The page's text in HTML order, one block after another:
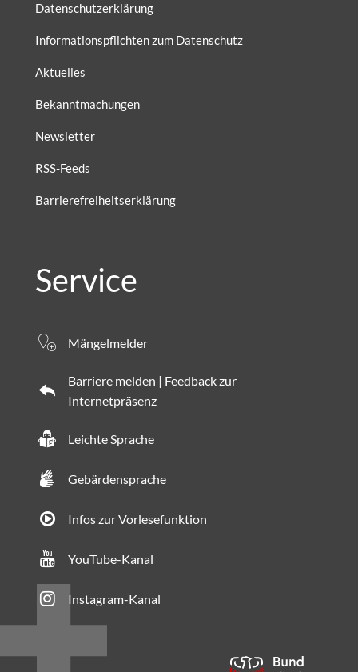
Datenschutzerklärung
Informationspflichten zum Datenschutz
Aktuelles
Bekanntmachungen
Newsletter
RSS-Feeds
Barrierefreiheitserklärung
Service
Mängelmelder
Barriere melden | Feedback zur
Internetpräsenz
Leichte Sprache
Gebärdensprache
Infos zur Vorlesefunktion
YouTube-Kanal
Instagram-Kanal